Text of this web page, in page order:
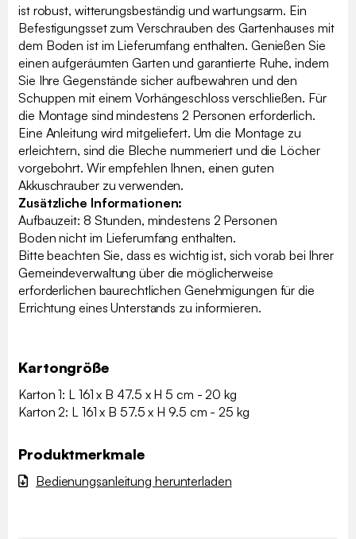
ist robust, witterungsbeständig und wartungsarm. Ein
Befestigungsset zum Verschrauben des Gartenhauses mit
dem Boden ist im Lieferumfang enthalten. Genießen Sie
einen aufgeräumten Garten und garantierte Ruhe, indem
Sie Ihre Gegenstände sicher aufbewahren und den
Schuppen mit einem Vorhängeschloss verschließen. Für
die Montage sind mindestens 2 Personen erforderlich.
Eine Anleitung wird mitgeliefert. Um die Montage zu
erleichtern, sind die Bleche nummeriert und die Löcher
vorgebohrt. Wir empfehlen Ihnen, einen guten
Akkuschrauber zu verwenden.
Zusätzliche Informationen:
Aufbauzeit: 8 Stunden, mindestens 2 Personen
Boden nicht im Lieferumfang enthalten.
Bitte beachten Sie, dass es wichtig ist, sich vorab bei Ihrer
Gemeindeverwaltung über die möglicherweise
erforderlichen baurechtlichen Genehmigungen für die
Errichtung eines Unterstands zu informieren.
Kartongröße
Karton 1: L 161 x B 47.5 x H 5 cm - 20 kg
Karton 2: L 161 x B 57.5 x H 9.5 cm - 25 kg
Produktmerkmale
Bedienungsanleitung herunterladen